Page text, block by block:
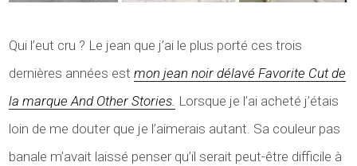
Qui l’eut cru ? Le jean que j’ai le plus porté ces trois
dernières années estmon jean noir délavé Favorite Cut de
la marque And Other Stories. Lorsque je l’ai acheté j’étais
loin de me douter que je l’aimerais autant. Sa couleur pas
banale m’avait laissé penser qu’il serait peut-être difficile à